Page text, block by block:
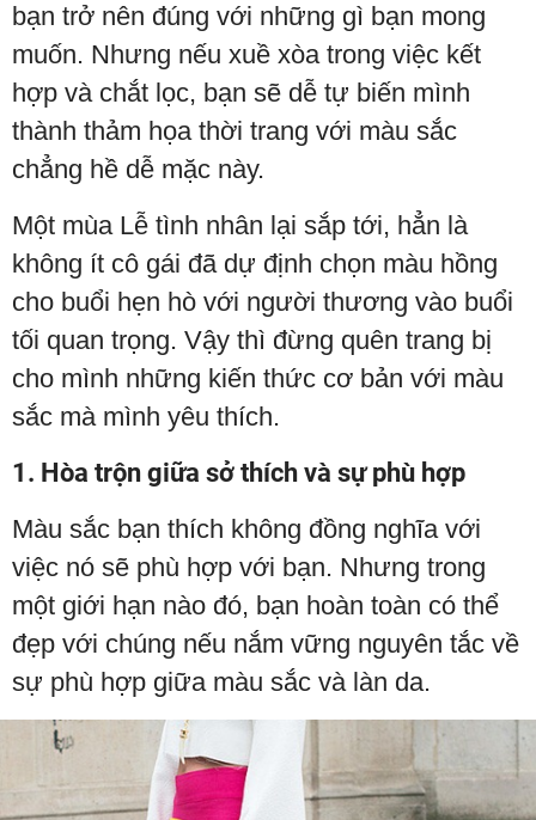
bạn trở nên đúng với những gì bạn mong
muốn. Nhưng nếu xuề xòa trong việc kết
hợp và chắt lọc, bạn sẽ dễ tự biến mình
thành thảm họa thời trang với màu sắc
chẳng hề dễ mặc này.
Một mùa Lễ tình nhân lại sắp tới, hẳn là
không ít cô gái đã dự định chọn màu hồng
cho buổi hẹn hò với người thương vào buổi
tối quan trọng. Vậy thì đừng quên trang bị
cho mình những kiến thức cơ bản với màu
sắc mà mình yêu thích.
1. Hòa trộn giữa sở thích và sự phù hợp
Màu sắc bạn thích không đồng nghĩa với
việc nó sẽ phù hợp với bạn. Nhưng trong
một giới hạn nào đó, bạn hoàn toàn có thể
đẹp với chúng nếu nắm vững nguyên tắc về
sự phù hợp giữa màu sắc và làn da.